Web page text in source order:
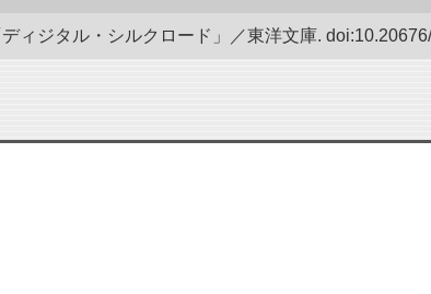
ィジタル・シルクロード」／東洋文庫.